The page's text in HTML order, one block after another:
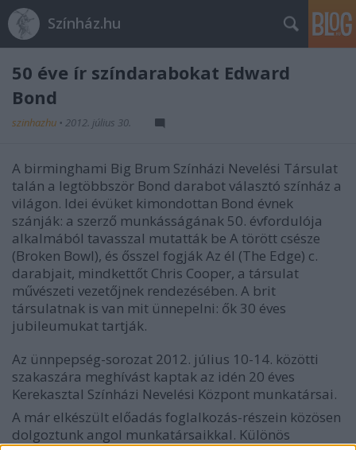
Színház.hu
50 éve ír színdarabokat Edward
Bond
szinhazhu • 2012. július 30.
A birminghami Big Brum Színházi Nevelési Társulat
talán a legtöbbször Bond darabot választó színház a
világon. Idei évüket kimondottan Bond évnek
szánják: a szerző munkásságának 50. évfordulója
alkalmából tavasszal mutatták be A törött csésze
(Broken Bowl), és ősszel fogják Az él (The Edge) c.
darabjait, mindkettőt Chris Cooper, a társulat
művészeti vezetőjnek rendezésében. A brit
társulatnak is van mit ünnepelni: ők 30 éves
jubileumukat tartják.
Az ünnpepség-sorozat 2012. július 10-14. közötti
szakaszára meghívást kaptak az idén 20 éves
Kerekasztal Színházi Nevelési Központ munkatársai.
A már elkészült előadás foglalkozás-részein közösen
dolgoztunk angol munkatársaikkal. Különös